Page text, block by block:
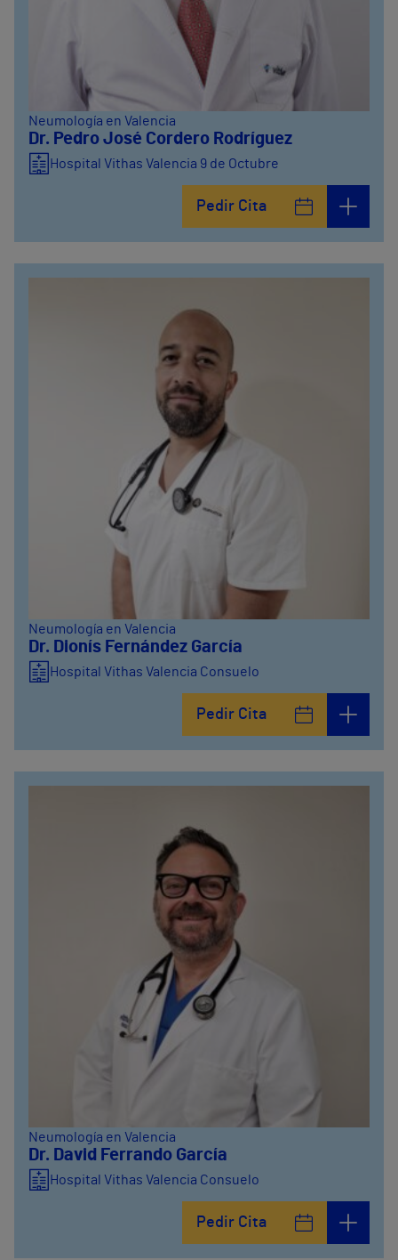
Neumología en Valencia
Dr. Pedro José Cordero Rodríguez
Hospital Vithas Valencia 9 de Octubre
Pedir Cita
Neumología en Valencia
Dr. Dionís Fernández García
Hospital Vithas Valencia Consuelo
Pedir Cita
Neumología en Valencia
Dr. David Ferrando García
Hospital Vithas Valencia Consuelo
Pedir Cita